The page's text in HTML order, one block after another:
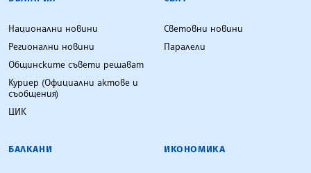
Национални новини
Регионални новини
Общинските съвети решават
Куриер (Официални актове и
съобщения)
ЦИК
Световни новини
Паралели
БАЛКАНИ ИКОНОМИКА